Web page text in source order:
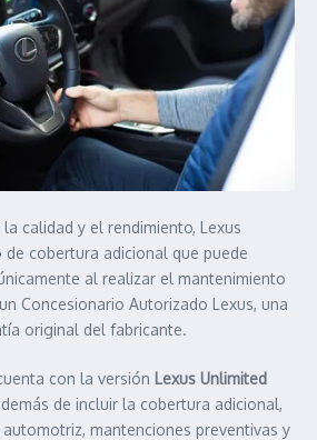
calidad y el rendimiento, Lexus
cobertura adicional que puede
al realizar el mantenimiento
Concesionario Autorizado Lexus, una
original del fabricante.
con la versión Lexus Unlimited
de incluir la cobertura adicional,
mantenciones preventivas y